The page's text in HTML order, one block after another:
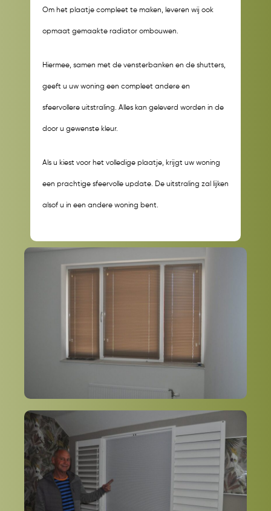
Om het plaatje compleet te maken, leveren wij ook
opmaat gemaakte radiator ombouwen.
Hiermee, samen met de vensterbanken en de shutters,
geeft u uw woning een compleet andere en
sfeervollere uitstraling. Alles kan geleverd worden in de
door u gewenste kleur.
Als u kiest voor het volledige plaatje, krijgt uw woning
een prachtige sfeervolle update. De uitstraling zal lijken
alsof u in een andere woning bent.